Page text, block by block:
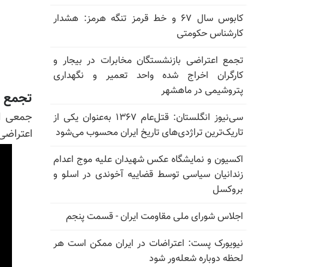
تجمع
جمعی
کابوس سال ۶۷ و خط قرمز تنگه هرمز: هشدار
کارشناس حکومتی
تجمع اعتراضی بازنشستگان مخابرات در بیجار و
کارگران اخراج شده واحد تعمیر و نگهداری
پتروشیمی در ماهشهر
سی‌نیوز انگلستان: قتل‌عام ۱۳۶۷ به‌عنوان یکی از
تاریک‌ترین تراژدی‌های تاریخ ایران محسوب می‌شود
اکسیون و نمایشگاه عکس شهیدان علیه موج اعدام
زندانیان سیاسی توسط قضاییه آخوندی در اسلو و
بروکسل
اجلاس شورای ملی مقاومت ایران - قسمت پنجم
نیویورک پست: اعتراضات در ایران ممکن است هر
لحظه دوباره شعله‌ور شود